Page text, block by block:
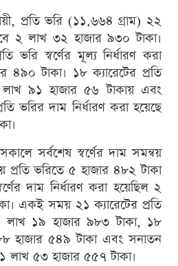
প্রতি ভরি (১১.৬৬৪ গ্রাম) ২২
২ লাখ ৩২ হাজার ৯৩০ টাকা।
ভরি স্বর্ণের মূল্য নির্ধারণ করা
৪৯০ টাকা। ১৮ ক্যারেটের প্রতি
লাখ ৯১ হাজার ৫৬ টাকায় এবং
ভরির দাম নির্ধারণ করা হয়েছে
সর্বশেষ স্বর্ণের দাম সমন্বয়
ভরিতে ৫ হাজার ৪৮২ টাকা
দাম নির্ধারণ করা হয়েছিল ২
একই সময় ২১ ক্যারেটের প্রতি
লাখ ১৯ হাজার ৯৮৩ টাকা, ১৮
হাজার ৫৪৯ টাকা এবং সনাতন
১ লাখ ৫৩ হাজার ৫৫৭ টাকা।